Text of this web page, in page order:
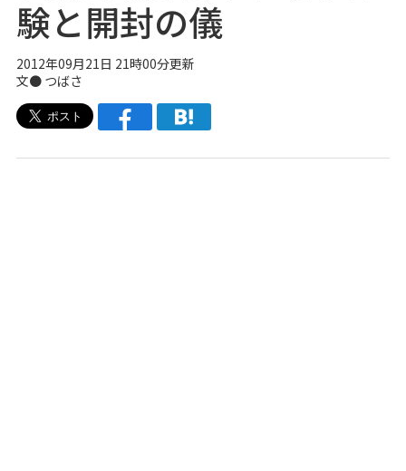
験と開封の儀
2012年09月21日 21時00分更新
文● つばさ